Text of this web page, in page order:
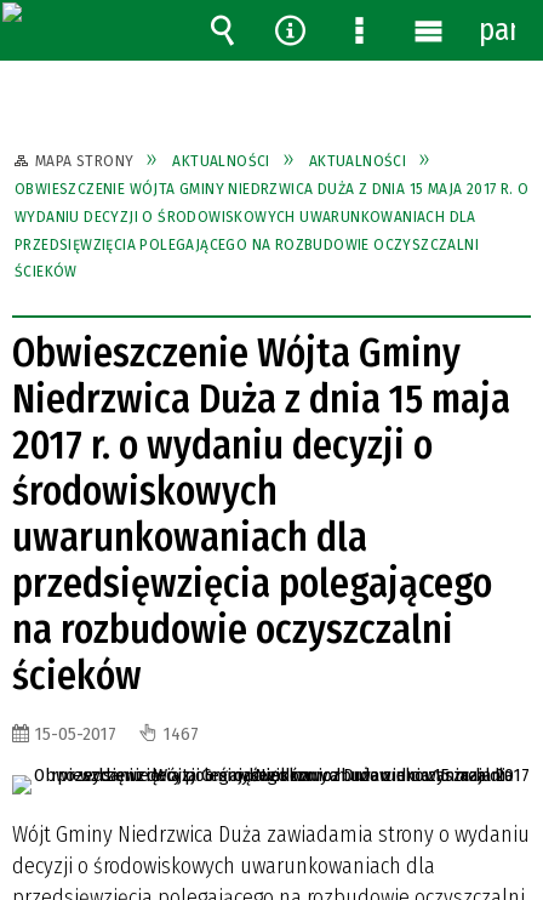
MAPA STRONY AKTUALNOŚCI
AKTUALNOŚCI
OBWIESZCZENIE WÓJTA GMINY NIEDRZWICA DUŻA Z DNIA 15 MAJA 2017 R. O
WYDANIU DECYZJI O ŚRODOWISKOWYCH UWARUNKOWANIACH DLA
PRZEDSIĘWZIĘCIA POLEGAJĄCEGO NA ROZBUDOWIE OCZYSZCZALNI
ŚCIEKÓW
Obwieszczenie Wójta Gminy
Niedrzwica Duża z dnia 15 maja
2017 r. o wydaniu decyzji o
środowiskowych
uwarunkowaniach dla
przedsięwzięcia polegającego
na rozbudowie oczyszczalni
ścieków
15-05-2017 1467
Wójt Gminy Niedrzwica Duża zawiadamia strony o wydaniu
decyzji o środowiskowych uwarunkowaniach dla
Wyszukiwarka
Narzędzia
MenuMenu